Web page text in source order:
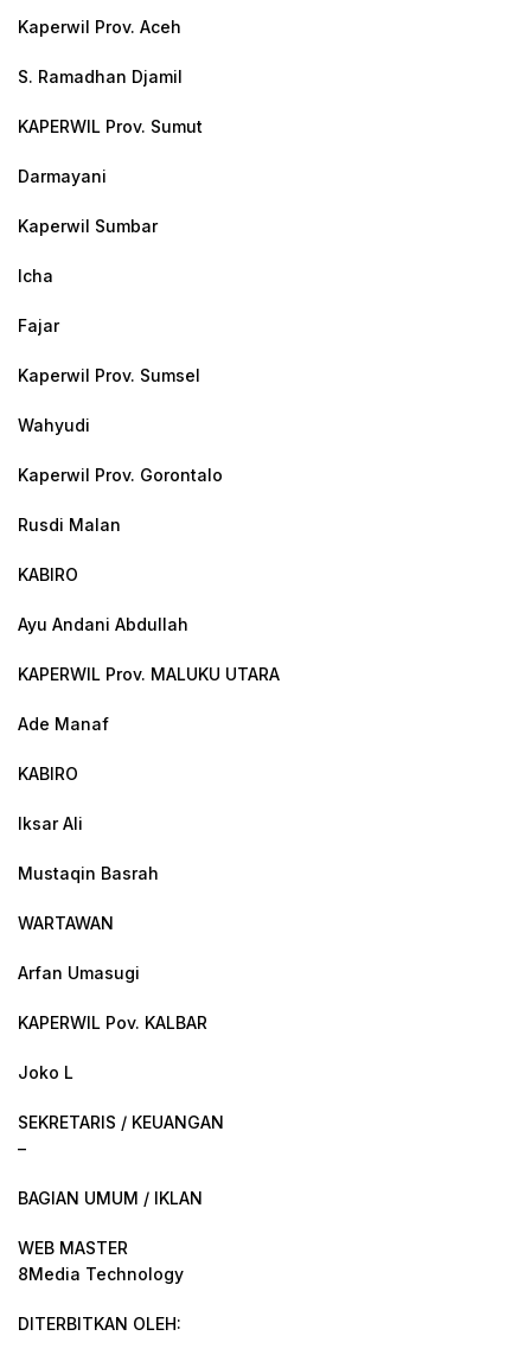
Kaperwil Prov. Aceh
S. Ramadhan Djamil
KAPERWIL Prov. Sumut
Darmayani
Kaperwil Sumbar
Icha
Fajar
Kaperwil Prov. Sumsel
Wahyudi
Kaperwil Prov. Gorontalo
Rusdi Malan
KABIRO
Ayu Andani Abdullah
KAPERWIL Prov. MALUKU UTARA
Ade Manaf
KABIRO
Iksar Ali
Mustaqin Basrah
WARTAWAN
Arfan Umasugi
KAPERWIL Pov. KALBAR
Joko L
SEKRETARIS / KEUANGAN
–
BAGIAN UMUM / IKLAN
WEB MASTER
8Media Technology
DITERBITKAN OLEH: